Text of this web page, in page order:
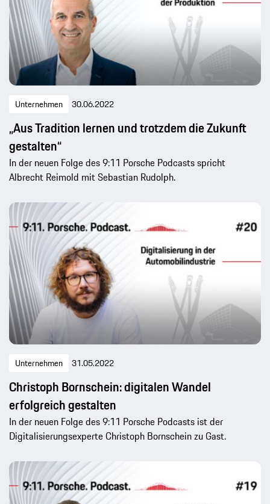
Unternehmen 30.06.2022
„Aus Tradition lernen und trotzdem die Zukunft
gestalten“
In der neuen Folge des 9:11 Porsche Podcasts spricht
Albrecht Reimold mit Sebastian Rudolph.
Unternehmen 31.05.2022
Christoph Bornschein: digitalen Wandel
erfolgreich gestalten
In der neuen Folge des 9:11 Porsche Podcasts ist der
Digitalisierungsexperte Christoph Bornschein zu Gast.